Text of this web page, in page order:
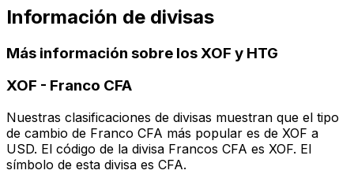
Información de divisas
Más información sobre los XOF y HTG
XOF - Franco CFA
Nuestras clasificaciones de divisas muestran que el tipo
de cambio de Franco CFA más popular es de XOF a
USD. El código de la divisa Francos CFA es XOF. El
símbolo de esta divisa es CFA.